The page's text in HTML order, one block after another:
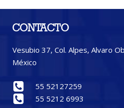
CONTACTO
Vesubio 37, Col. Alpes, Alvaro
México
55 52127259
55 5212 6993